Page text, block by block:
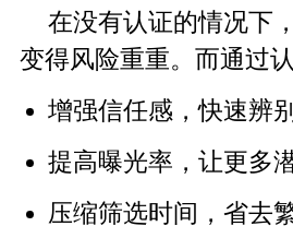
在没有认证的情况下
变得风险重重。而通过
增强信任感，快速辨
提高曝光率，让更多
压缩筛选时间，省去